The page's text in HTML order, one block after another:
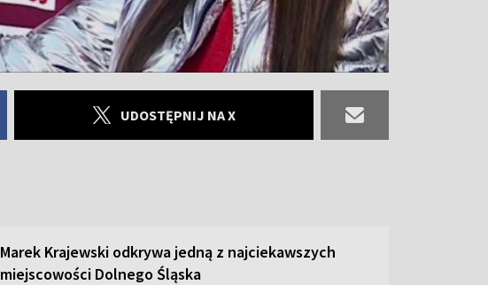
UDOSTĘPNIJ NA X
Marek Krajewski odkrywa jedną z najciekawszych
miejscowości Dolnego Śląska